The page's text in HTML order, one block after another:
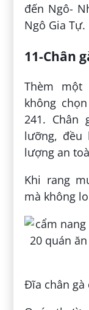
đến Ngô-
Ngô Gia Tự.
11-Chân
Thèm
không
241. Chân
lưỡng, đều
lượng an
Khi rang
mà không
Đĩa chân gà